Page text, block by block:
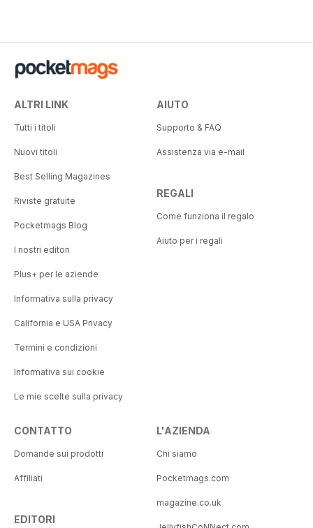
ALTRI LINK
Tutti i titoli
Nuovi titoli
Best Selling Magazines
Riviste gratuite
Pocketmags Blog
I nostri editori
Plus+ per le aziende
Informativa sulla privacy
California e USA Privacy
Termini e condizioni
Informativa sui cookie
Le mie scelte sulla privacy
AIUTO
Supporto & FAQ
Assistenza via e-mail
REGALI
Come funziona il regalo
Aiuto per i regali
CONTATTO
Domande sui prodotti
Affiliati
EDITORI
L'AZIENDA
Chi siamo
Pocketmags.com
magazine.co.uk